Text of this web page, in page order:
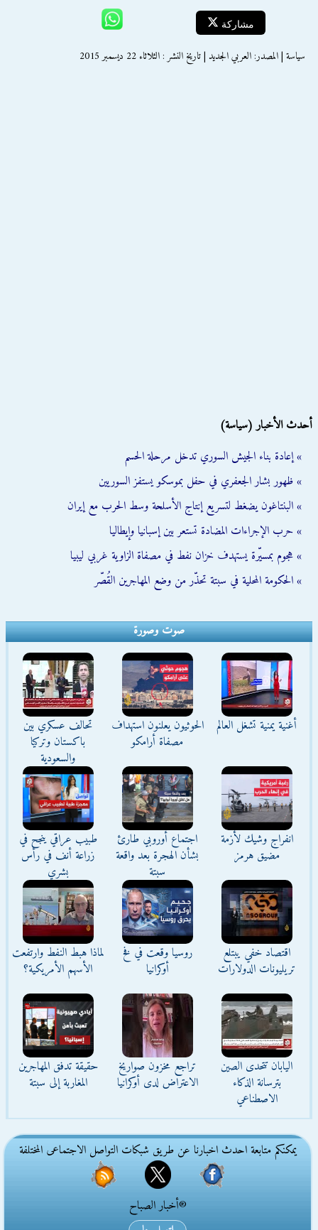
مشاركة
سياسة | المصدر: العربي الجديد | تاريخ النشر : الثلاثاء 22 ديسمبر 2015
أحدث الأخبار (سياسة)
» إعادة بناء الجيش السوري تدخل مرحلة الحسم
» ظهور بشار الجعفري في حفل بموسكو يستفز السوريين
» البنتاغون يضغط لتسريع إنتاج الأسلحة وسط الحرب مع إيران
» حرب الإجراءات المضادة تستعر بين إسبانيا وإيطاليا
» هجوم بمسيّرة يستهدف خزان نفط في مصفاة الزاوية غربي ليبيا
» الحكومة المحلية في سبتة تحذّر من وضع المهاجرين القُصّر
صوت وصورة
أغنية يمنية تشغل العالم
الحوثيون يعلنون استهداف
مصفاة أرامكو
تحالف عسكري بين
باكستان وتركيا
والسعودية
انفراج وشيك لأزمة
مضيق هرمز
اجتماع أوروبي طارئ
بشأن الهجرة بعد واقعة
سبتة
طبيب عراقي ينجح في
زراعة أنف في رأس
بشري
اقتصاد خفي يبتلع
تريليونات الدولارات
روسيا وقعت في فخ
أوكرانيا
لماذا هبط النفط وارتفعت
الأسهم الأمريكية؟
اليابان تتحدى الصين
بترسانة الذكاء
الاصطناعي
تراجع مخزون صواريخ
الاعتراض لدى أوكرانيا
حقيقة تدفق المهاجرين
المغاربة إلى سبتة
يمكنكم متابعة احدث اخبارنا عن طريق شبكات التواصل الاجتماعى المختلفة
®أخبار الصباح